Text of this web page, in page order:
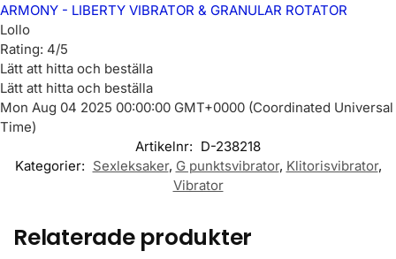
ARMONY - LIBERTY VIBRATOR & GRANULAR ROTATOR
Lollo
Rating: 4/5
Lätt att hitta och beställa
Lätt att hitta och beställa
Mon Aug 04 2025 00:00:00 GMT+0000 (Coordinated Universal
Time)
Artikelnr: D-238218
Kategorier: Sexleksaker, G punktsvibrator, Klitorisvibrator,
Vibrator
Relaterade produkter